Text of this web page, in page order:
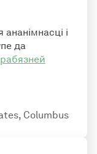
і
да
Columbus